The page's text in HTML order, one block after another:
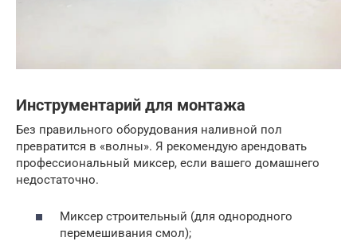
Инструментарий для монтажа
Без правильного оборудования наливной пол
превратится в «волны». Я рекомендую арендовать
профессиональный миксер, если вашего домашнего
недостаточно.
Миксер строительный (для однородного
перемешивания смол);